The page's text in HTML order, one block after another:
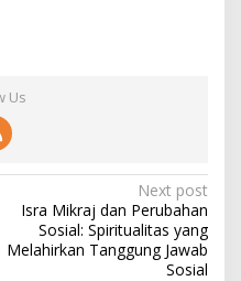
Us
Next post
Isra Mikraj dan Perubahan
Sosial: Spiritualitas yang
Melahirkan Tanggung Jawab
Sosial